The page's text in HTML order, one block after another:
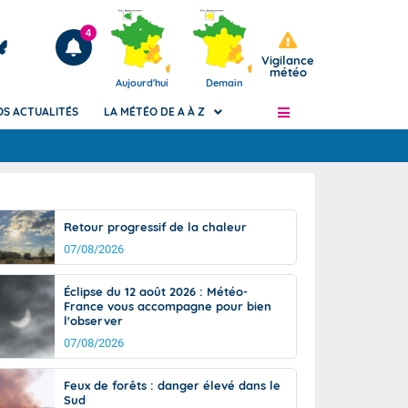
Articles
4
Aujourd'hui Demain
Vigilance
météo
de
Phénomènes dangereux de J+2 à J+7
Avertissement pluies intenses à l'échelle
des communes (Apic)
Bulletins Marine
Bulletins d'estimation du risque
d'avalanche
Météo des forêts
Vigicrues
ACTUALITÉS LA MÉTÉO DE A À Z
Retour progressif de la chaleur
07/08/2026
Éclipse du 12 août 2026 : Météo-
France vous accompagne pour bien
l'observer
07/08/2026
Feux de forêts : danger élevé dans le
Sud